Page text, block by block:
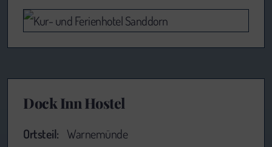
Dock Inn Hostel
Ortsteil: Warnemünde